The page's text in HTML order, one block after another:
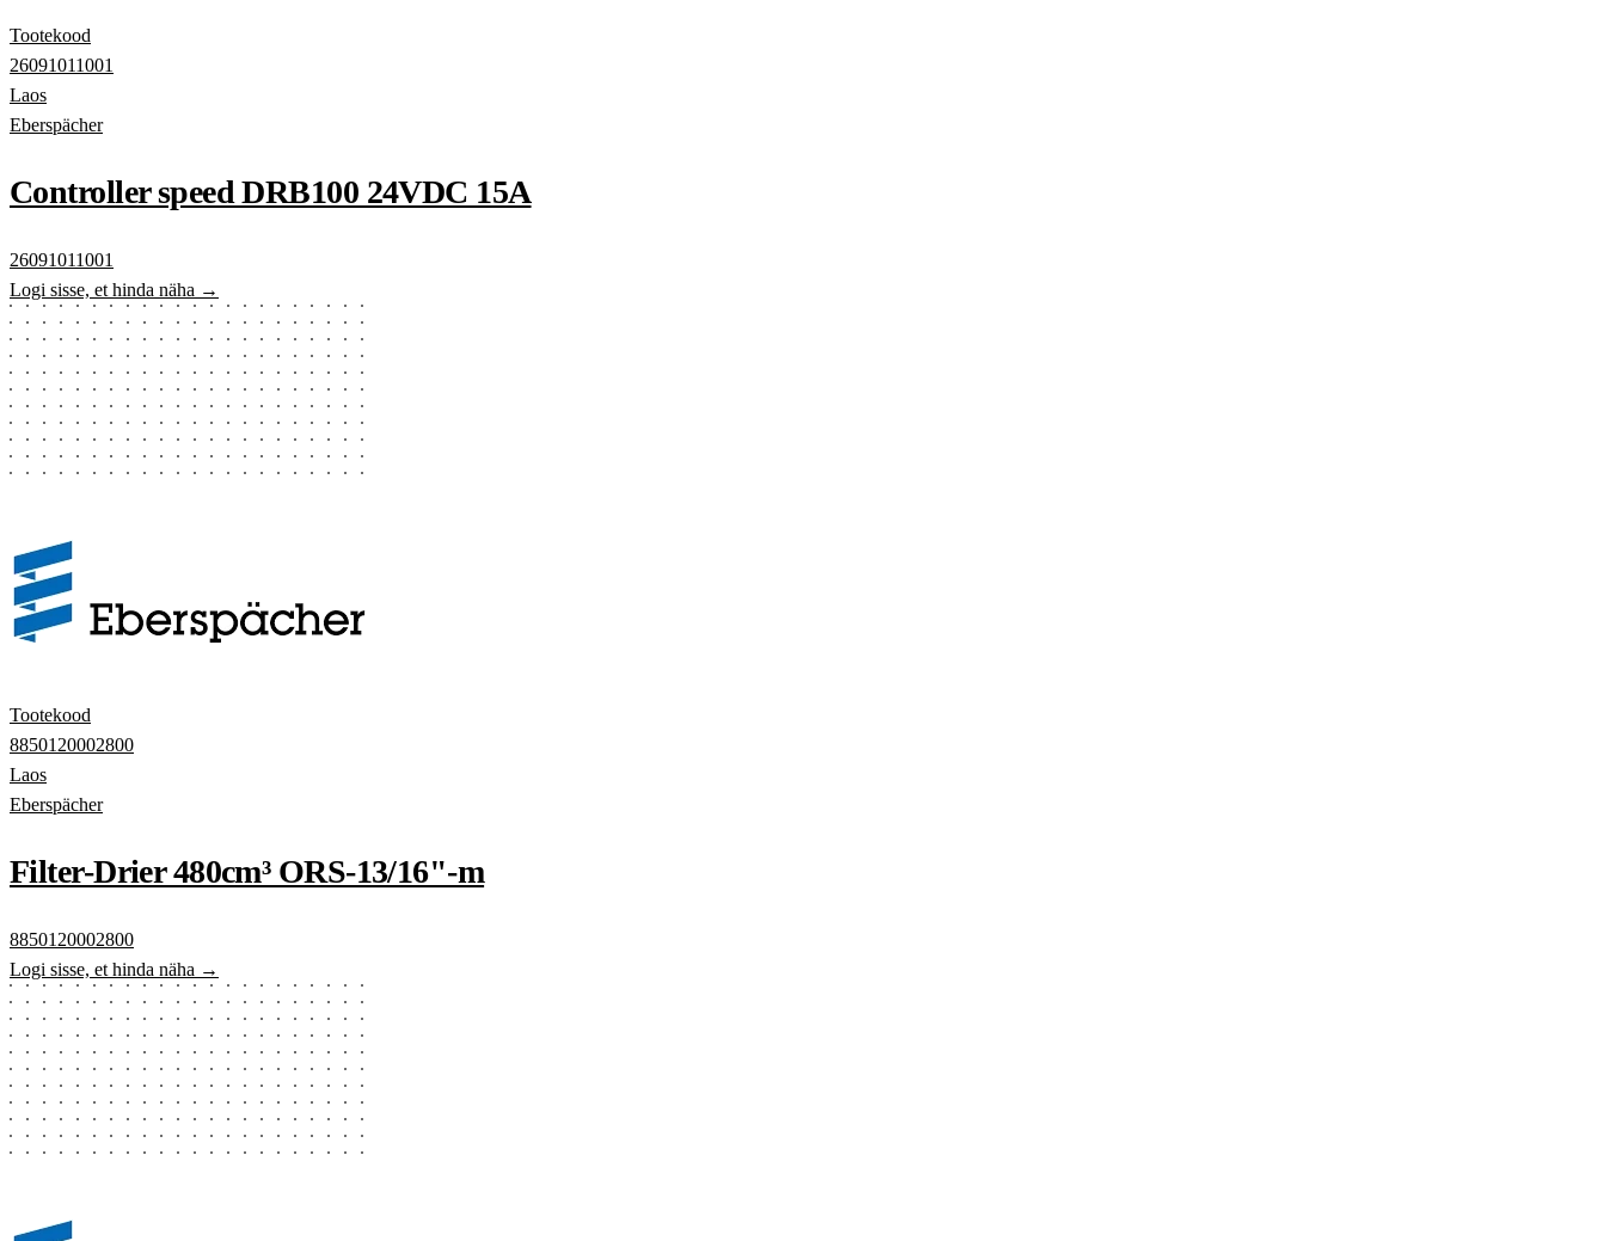
Tootekood
26091011001
Laos
Eberspächer
Controller speed DRB100 24VDC 15A
26091011001
Logi sisse, et hinda näha →
Tootekood
8850120002800
Laos
Eberspächer
Filter-Drier 480cm³ ORS-13/16"-m
8850120002800
Logi sisse, et hinda näha →